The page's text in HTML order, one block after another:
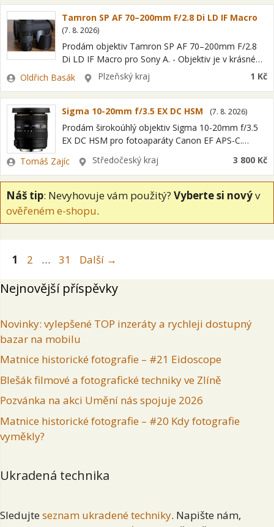
Tamron SP AF 70–200mm F/2.8 Di LD IF Macro
(7. 8. 2026)
Prodám objektiv Tamron SP AF 70–200mm F/2.8
Di LD IF Macro pro Sony A. - Objektiv je v krásném
stavu, zachovalý a plně funkční. - AF funguje tak…
Zadavatel
Oldřich Basák LokalitaPlzeňský kraj 1 Kč
Sigma 10-20mm f/3.5 EX DC HSM (7. 8. 2026)
Prodám širokoúhlý objektiv Sigma 10-20mm f/3.5
EX DC HSM pro fotoaparáty Canon EF APS-C.
používaný, optika naprosto čistá, bez škrábanců,
plně…
Zadavatel
Tomáš Zajíc LokalitaStředočeský kraj 3 800 Kč
Náš tip: Nevyhovuje vám použitý? Vyberte si novýv
ověřeném e-shopu.
Stránka
1 Stránka
2 … Stránka
31 Další →
Nejnovější příspěvky
Novinky: vylepšené TOP inzeráty a rychleji dostupný
bazar na mobilu
Matnice historické fotografie – #21 Eidoscope
Blešák filmové a fotografické techniky ve Zlíně
Pozvánka na akci Umění nás spojuje 2026
Matnice historické fotografie – #20 Kdy fotografie
vyměkly?
Ukradená technika
Sledujte seznam ukradené techniky. Napište nám,